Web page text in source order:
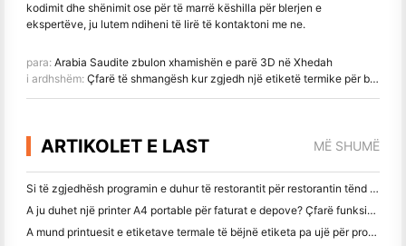
kodimit dhe shënimit ose për të marrë këshilla për blerjen e
ekspertëve, ju lutem ndiheni të lirë të kontaktoni me ne.
para: Arabia Saudite zbulon xhamishën e parë 3D në Xhedah
i ardhshëm: Çfarë të shmangësh kur zgjedh një etiketë termike për bizneset e vogla
ARTIKOLET E LAST MË SHUMË
Si të zgjedhësh programin e duhur të restorantit për restorantin tënd të vogël apo të mesëm
A ju duhet një printer A4 portable për faturat e depove? Çfarë funksionon?
A mund printuesit e etiketave termale të bëjnë etiketa pa ujë për prodhimet e biznesit të vogël?